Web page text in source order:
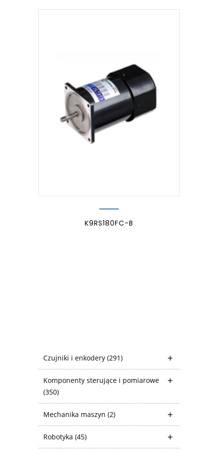
Czujniki i enkodery (291)
Komponenty sterujące i pomiarowe
(350)
Mechanika maszyn (2)
Robotyka (45)
K9RS180FC-B